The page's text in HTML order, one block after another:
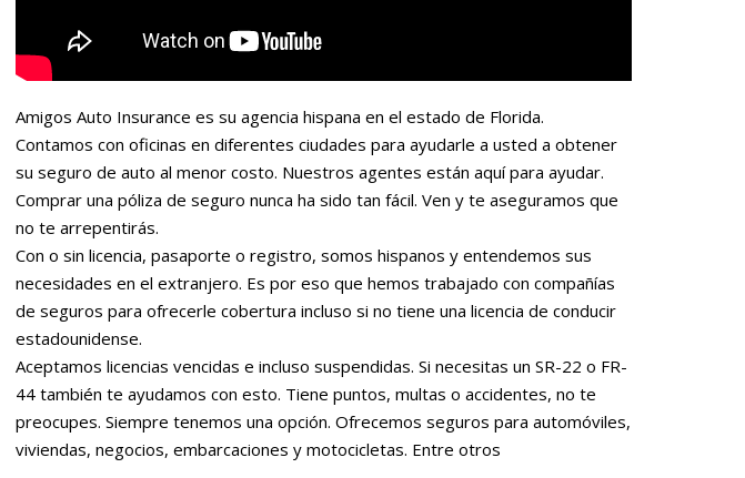
Amigos Auto Insurance es su agencia hispana en el estado de Florida.
Contamos con oficinas en diferentes ciudades para ayudarle a usted a obtener
su seguro de auto al menor costo. Nuestros agentes están aquí para ayudar.
Comprar una póliza de seguro nunca ha sido tan fácil. Ven y te aseguramos que
no te arrepentirás.
Con o sin licencia, pasaporte o registro, somos hispanos y entendemos sus
necesidades en el extranjero. Es por eso que hemos trabajado con compañías
de seguros para ofrecerle cobertura incluso si no tiene una licencia de conducir
estadounidense.
Aceptamos licencias vencidas e incluso suspendidas. Si necesitas un SR-22 o FR-
44 también te ayudamos con esto. Tiene puntos, multas o accidentes, no te
preocupes. Siempre tenemos una opción. Ofrecemos seguros para automóviles,
viviendas, negocios, embarcaciones y motocicletas. Entre otros